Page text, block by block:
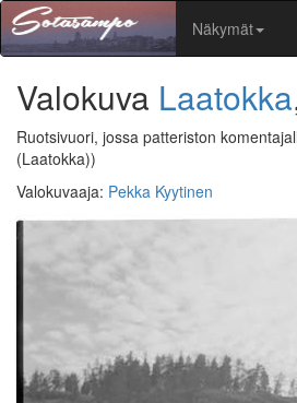
Näkymät
Valokuva Laatokka
Ruotsivuori, jossa patteriston
(Laatokka))
Valokuvaaja: Pekka Kyytinen